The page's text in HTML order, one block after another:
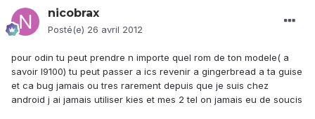
nicobrax
Posté(e) 26 avril 2012
pour odin tu peut prendre n importe quel rom de ton modele( a
savoir I9100) tu peut passer a ics revenir a gingerbread a ta guise
et ca bug jamais ou tres rarement depuis que je suis chez
android j ai jamais utiliser kies et mes 2 tel on jamais eu de soucis